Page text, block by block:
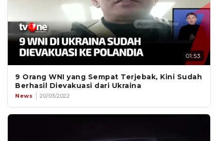
01:53
9 Orang WNI yang Sempat Terjebak, Kini Sudah
Berhasil Dievakuasi dari Ukraina
News 20/03/2022